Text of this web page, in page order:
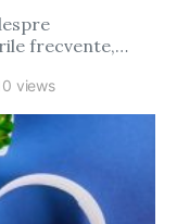
frecvente,…
views